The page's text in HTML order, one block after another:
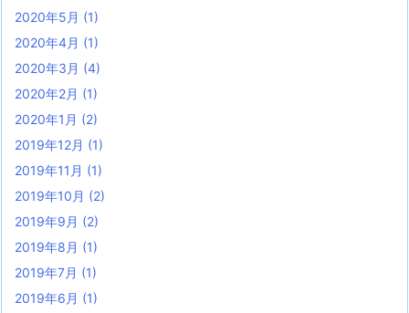
2020年5月 (1)
2020年4月 (1)
2020年3月 (4)
2020年2月 (1)
2020年1月 (2)
2019年12月 (1)
2019年11月 (1)
2019年10月 (2)
2019年9月 (2)
2019年8月 (1)
2019年7月 (1)
2019年6月 (1)